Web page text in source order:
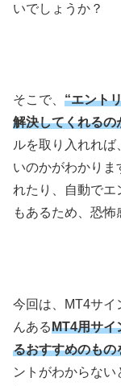
いでしょうか？
そこで、 “エント
解決してくれるの
ルを取り入れれ
いのかがわかりま
れたり、自動で
もあるため、恐怖
今回は、MT4サイ
んあるMT4用サイ
るおすすめのもの
ントがわからない